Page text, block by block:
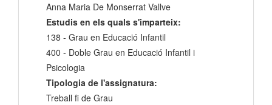
Anna Maria De Monserrat Vallve
Estudis en els quals s'imparteix:
138 - Grau en Educació Infantil
400 - Doble Grau en Educació Infantil i
Psicologia
Tipologia de l'assignatura:
Treball fi de Grau